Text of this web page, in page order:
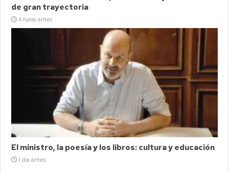
de gran trayectoria
4 horas antes
El ministro, la poesía y los libros: cultura y educación
1 día antes